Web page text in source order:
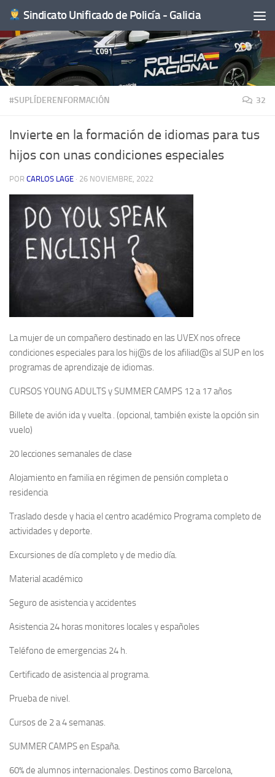
Saltar al contenido
Sindicato Unificado de Policía - Galicia
#SUPLÍDERENFORMACIÓN 32
Invierte en la formación de idiomas para tus
hijos con unas condiciones especiales
POR CARLOS LAGE · 26 NOVIEMBRE, 2022
La mujer de un compañero destinado en las UVEX nos ofrece
condiciones especiales para los hij@s de los afiliad@s al SUP en los
programas de aprendizaje de idiomas.
CURSOS YOUNG ADULTS y SUMMER CAMPS 12 a 17 años
Billete de avión ida y vuelta . (opcional, también existe la opción sin
vuelo)
20 lecciones semanales de clase
Alojamiento en familia en régimen de pensión completa o
residencia
Traslado desde y hacia el centro académico Programa completo de
actividades y deporte.
Excursiones de día completo y de medio día.
Material académico
Seguro de asistencia y accidentes
Asistencia 24 horas monitores locales y españoles
Teléfono de emergencias 24 h.
Certificado de asistencia al programa.
Prueba de nivel.
Cursos de 2 a 4 semanas.
SUMMER CAMPS en España.
60% de alumnos internacionales. Destinos como Barcelona,